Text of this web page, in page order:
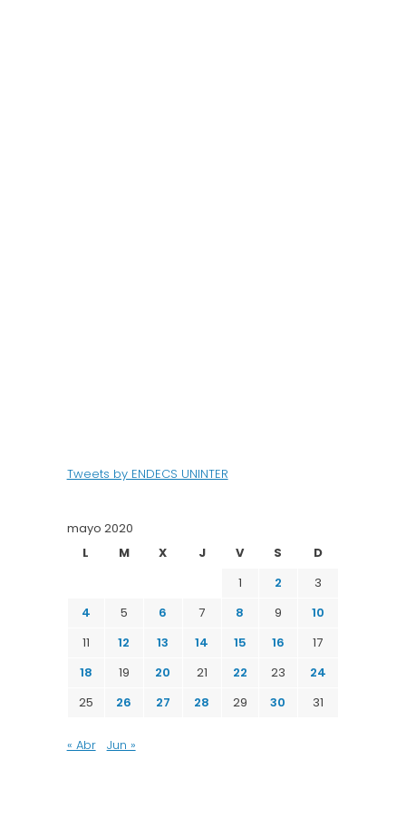
Tweets by ENDECS UNINTER
mayo 2020
L
M X J V S
D
1
2
3
4
5 6 7 8 9
10
11
12 13 14 15 16
17
18
19 20 21 22 23
24
25
26 27 28 29 30 31
« Abr Jun »